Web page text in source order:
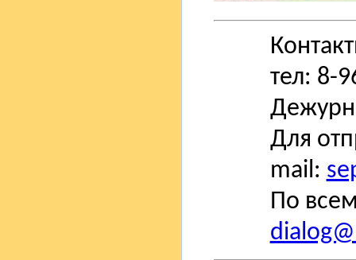
тел: 8-
Для
mail:
По